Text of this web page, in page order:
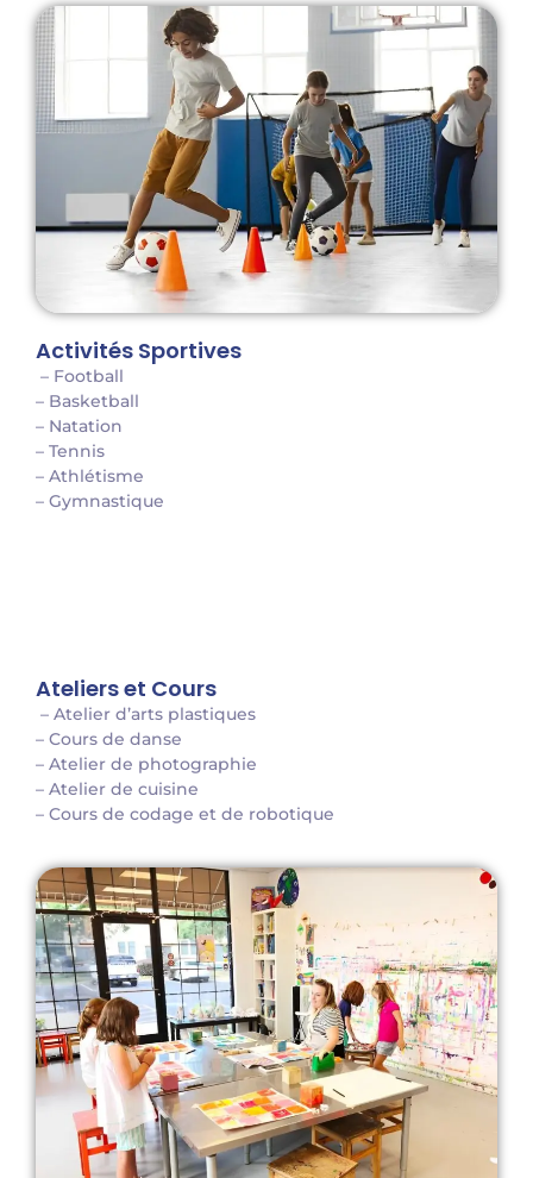
Activités Sportives
– Football
– Basketball
– Natation
– Tennis
– Athlétisme
– Gymnastique
Ateliers et Cours
– Atelier d’arts plastiques
– Cours de danse
– Atelier de photographie
– Atelier de cuisine
– Cours de codage et de robotique